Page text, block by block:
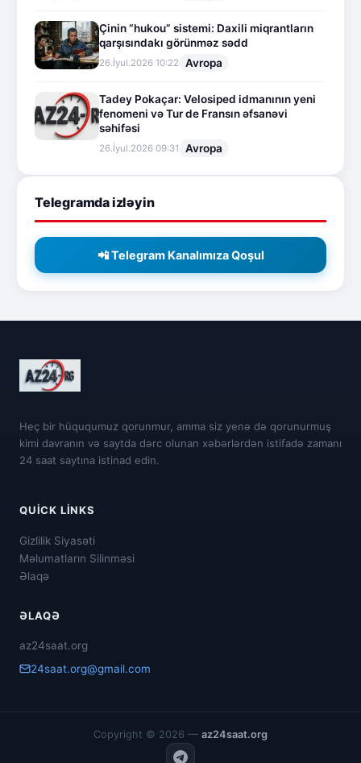
Çinin “hukou” sistemi: Daxili miqrantların
qarşısındakı görünməz sədd
26.İyul.2026 10:22 Avropa
Tadey Pokaçar: Velosiped idmanının yeni
fenomeni və Tur de Fransın əfsanəvi
səhifəsi
26.İyul.2026 09:31 Avropa
Telegramda izləyin
📲 Telegram Kanalımıza Qoşul
Heç bir hüququmuz qorunmur, amma siz yenə də qorunurmuş
kimi davranın və saytda dərc olunan xəbərlərdən istifadə zamanı
24 saat saytına istinad edin.
QUICK LINKS
Gizlilik Siyasəti
Məlumatların Silinməsi
Əlaqə
ƏLAQƏ
az24saat.org
24saat.org@gmail.com
Copyright © 2026 — az24saat.org